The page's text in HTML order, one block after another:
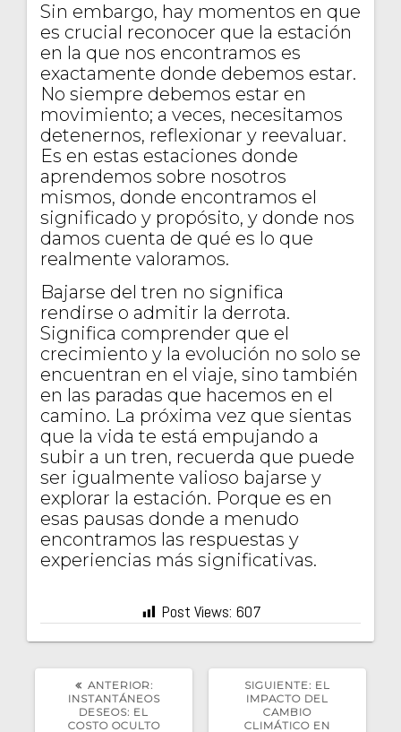
Sin embargo, hay momentos en que
es crucial reconocer que la estación
en la que nos encontramos es
exactamente donde debemos estar.
No siempre debemos estar en
movimiento; a veces, necesitamos
detenernos, reflexionar y reevaluar.
Es en estas estaciones donde
aprendemos sobre nosotros
mismos, donde encontramos el
significado y propósito, y donde nos
damos cuenta de qué es lo que
realmente valoramos.
Bajarse del tren no significa
rendirse o admitir la derrota.
Significa comprender que el
crecimiento y la evolución no solo se
encuentran en el viaje, sino también
en las paradas que hacemos en el
camino. La próxima vez que sientas
que la vida te está empujando a
subir a un tren, recuerda que puede
ser igualmente valioso bajarse y
explorar la estación. Porque es en
esas pausas donde a menudo
encontramos las respuestas y
experiencias más significativas.
Post Views: 607
ANTERIOR:POST
ANTERIOR:
INSTANTÁNEOS
DESEOS: EL
COSTO OCULTO
SIGUIENTE: SIGUIENTE
POST:
EL
IMPACTO DEL
CAMBIO
CLIMÁTICO EN